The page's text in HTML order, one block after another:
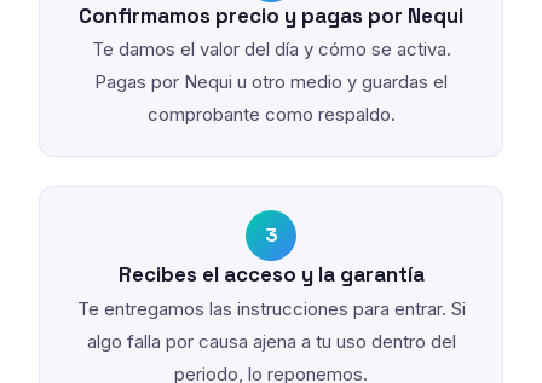
Confirmamos precio y pagas por Nequi
Te damos el valor del día y cómo se activa.
Pagas por Nequi u otro medio y guardas el
comprobante como respaldo.
3
Recibes el acceso y la garantía
Te entregamos las instrucciones para entrar. Si
algo falla por causa ajena a tu uso dentro del
periodo, lo reponemos.